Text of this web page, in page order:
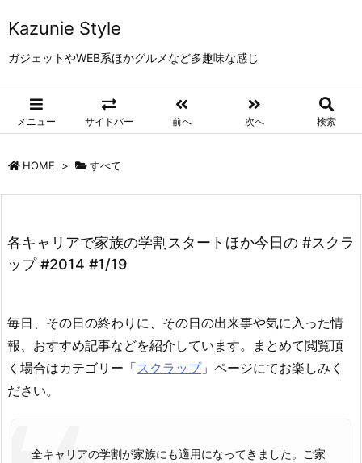
Kazunie Style
ガジェットやWEB系ほかグルメなど多趣味な感じ
メニュー サイドバー 前へ 次へ 検索
HOME > すべて
各キャリアで家族の学割スタートほか今日の #スクラ
ップ #2014 #1/19
毎日、その日の終わりに、その日の出来事や気に入った情
報、おすすめ記事などを紹介しています。まとめて閲覧頂
く場合はカテゴリー「スクラップ」ページにてお楽しみく
ださい。
全キャリアの学割が家族にも適用になってきました。ご家